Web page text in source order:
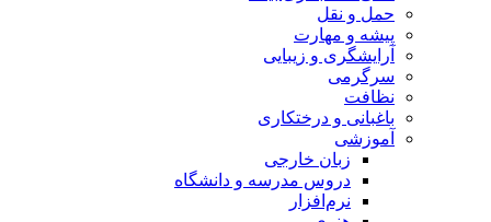
حمل و نقل
پیشه و مهارت
آرایشگری و زیبایی
سرگرمی
نظافت
باغبانی و درختکاری
آموزشی
زبان خارجی
دروس مدرسه و دانشگاه
نرم‌افزار